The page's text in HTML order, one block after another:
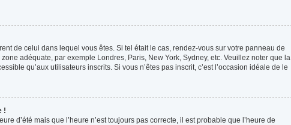
de celui dans lequel vous êtes. Si tel était le cas, rendez-vous sur votre panneau de
adéquate, par exemple Londres, Paris, New York, Sydney, etc. Veuillez noter que la
qu’aux utilisateurs inscrits. Si vous n’êtes pas inscrit, c’est l’occasion idéale de le
!
d’été mais que l’heure n’est toujours pas correcte, il est probable que l’heure de